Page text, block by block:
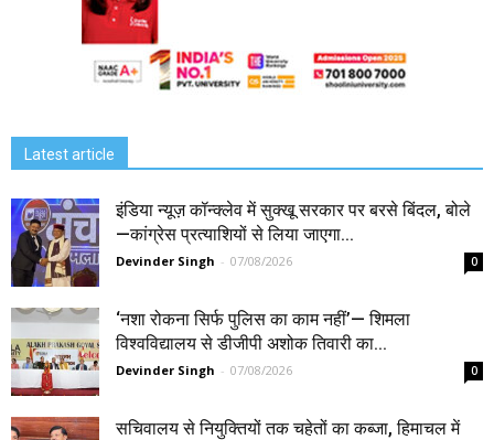
Latest article
इंडिया न्यूज़ कॉन्क्लेव में सुक्खू सरकार पर बरसे बिंदल, बोले
—कांग्रेस प्रत्याशियों से लिया जाएगा...
Devinder Singh - 07/08/2026 0
‘नशा रोकना सिर्फ पुलिस का काम नहीं’— शिमला
विश्वविद्यालय से डीजीपी अशोक तिवारी का...
Devinder Singh - 07/08/2026 0
सचिवालय से नियुक्तियों तक चहेतों का कब्जा, हिमाचल में